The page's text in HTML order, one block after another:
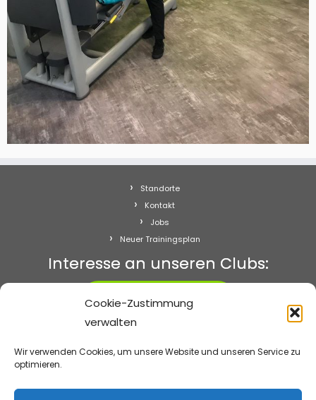
Cookie-Zustimmung
verwalten
Wir verwenden Cookies, um unsere Website und unseren Service zu
optimieren.
Standorte
Kontakt
Jobs
Neuer Trainingsplan
Interesse an unseren Clubs:
Starten!
Abo kündigen